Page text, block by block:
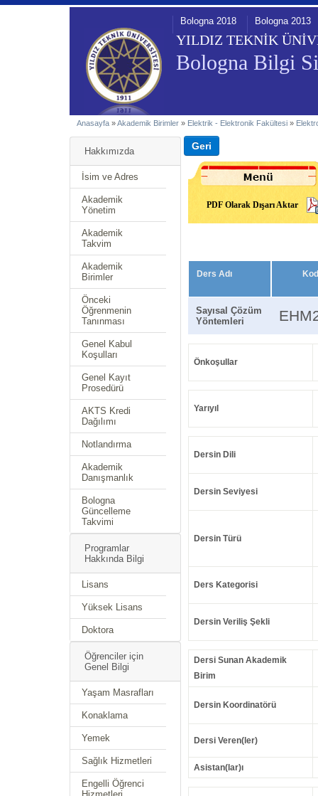
YILDIZ TEKNİK
Bologna Bilgi
Bologna 2018 Bologna 2013
Anasayfa »Akademik Birimler » Elektrik - Elektronik Fakültesi »
Hakkımızda
İsim ve Adres
Akademik
Yönetim
Akademik
Takvim
Akademik
Birimler
Önceki
Öğrenmenin
Tanınması
Genel Kabul
Koşulları
Genel Kayıt
Prosedürü
AKTS Kredi
Dağılımı
Notlandırma
Akademik
Danışmanlık
Bologna
Güncelleme
Takvimi
Programlar
Hakkında Bilgi
Lisans
Yüksek Lisans
Doktora
Öğrenciler için
Genel Bilgi
Yaşam Masrafları
Konaklama
Yemek
Sağlık Hizmetleri
Engelli Öğrenci
PDF Olarak Dışarı Aktar
Ders Adı
Sayısal Çözüm
Yöntemleri
Önkoşullar
Yarıyıl
Dersin Dili
Dersin Seviyesi
Dersin Türü
Ders Kategorisi
Dersin Veriliş Şekli
Dersi Sunan Akademik
Birim
Dersin Koordinatörü
Dersi Veren(ler)
Asistan(lar)ı